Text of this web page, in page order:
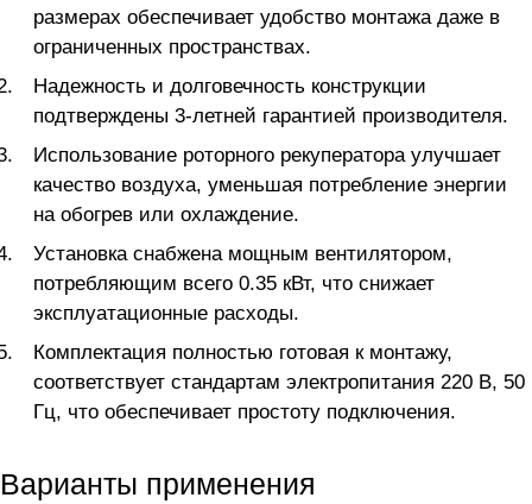
размерах обеспечивает удобство монтажа даже в
ограниченных пространствах.
Надежность и долговечность конструкции
подтверждены 3-летней гарантией производителя.
Использование роторного рекуператора улучшает
качество воздуха, уменьшая потребление энергии
на обогрев или охлаждение.
Установка снабжена мощным вентилятором,
потребляющим всего 0.35 кВт, что снижает
эксплуатационные расходы.
Комплектация полностью готовая к монтажу,
соответствует стандартам электропитания 220 В, 50
Гц, что обеспечивает простоту подключения.
Варианты применения